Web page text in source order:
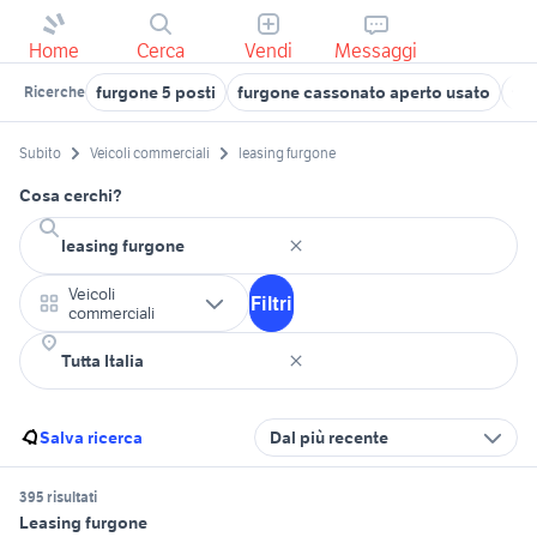
Home Cerca Vendi Messaggi
Ricerche furgone 5 posti furgone cassonato aperto usato
Subito Veicoli commerciali leasing furgone
Cosa cerchi?
Veicoli
commerciali
Filtri
Salva ricerca Dal più recente
395 risultati
Leasing furgone